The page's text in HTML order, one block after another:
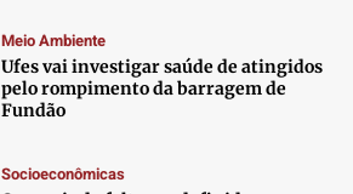
Meio Ambiente
Ufes vai investigar saúde de atingidos
pelo rompimento da barragem de
Fundão
Socioeconômicas